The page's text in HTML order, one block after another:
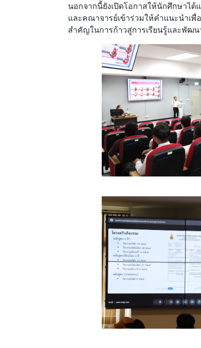
นอกจากนี้ยังเปิดโอกาสให้นักศึกษาไ
และคณาจารย์เข้าร่วมให้คำแนะนำเ
สำคัญในการก้าวสู่การเรียนรู้และพัฒ